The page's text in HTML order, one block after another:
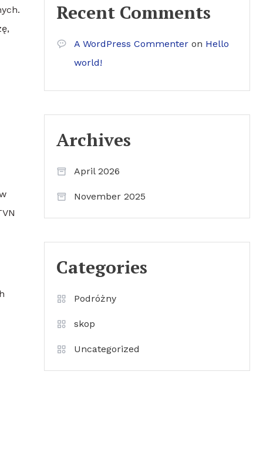
Recent Comments
A WordPress Commenteron Hello
world!
Archives
April 2026
November 2025
Categories
Podróżny
skop
Uncategorized